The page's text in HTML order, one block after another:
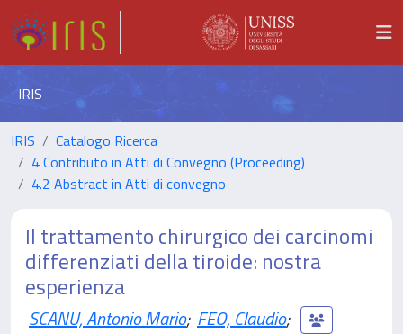
IRIS
IRIS
Catalogo Ricerca
4 Contributo in Atti di Convegno (Proceeding)
4.2 Abstract in Atti di convegno
Il trattamento chirurgico dei carcinomi
differenziati della tiroide: nostra
esperienza
SCANU, Antonio Mario; FEO, Claudio;